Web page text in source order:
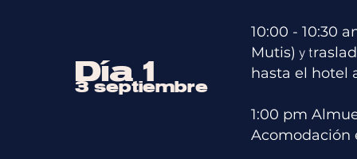
Día 1
3 septiembre
10:00 - 10:30
Mutis) ​ y t
hasta el hotel
1:00 pm
Acomodación